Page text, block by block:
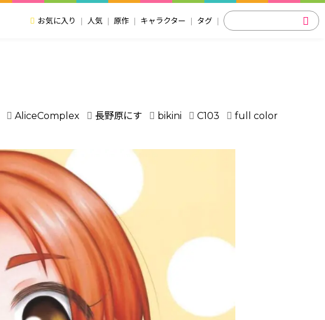
お気に入り 人気 原作 キャラクター タグ
AliceComplex 長野原にす bikini C103
full color